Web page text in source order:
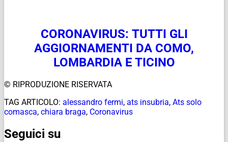
CORONAVIRUS: TUTTI GLI
AGGIORNAMENTI DA COMO,
LOMBARDIA E TICINO
© RIPRODUZIONE RISERVATA
TAG ARTICOLO: alessandro fermi, ats insubria, Ats solo
comasca, chiara braga, Coronavirus
Seguici su